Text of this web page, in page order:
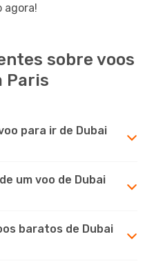
agora!
sobre voos
Paris
para ir de Dubai
um voo de Dubai
baratos de Dubai